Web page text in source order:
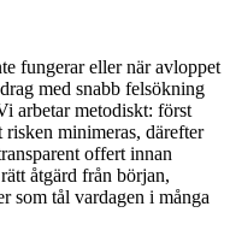
fungerar eller när avloppet
med snabb felsökning
arbetar metodiskt: först
risken minimeras, därefter
offert innan
åtgärd från början,
som tål vardagen i många